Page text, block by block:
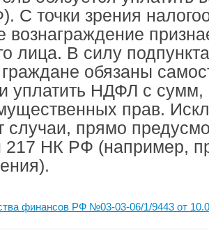
С точки зрения
вознаграждение
лица. В силу
обязаны
уплатить НДФЛ с сумм,
прав.
случаи, прямо
217 НК РФ (например,
финансов РФ №03-03-06/1/9443 от